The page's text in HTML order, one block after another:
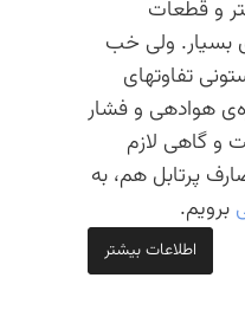
و قطعات
بسیار. ولی خب
تفاوتهای
هوادهی و فشار
و گاهی لازم
پرتابل هم، به
برویم.
اطلاعات بیشتر